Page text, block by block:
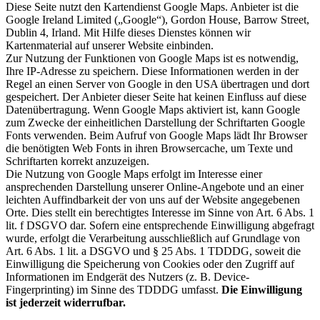
Diese Seite nutzt den Kartendienst Google Maps. Anbieter ist die
Google Ireland Limited („Google“), Gordon House, Barrow Street,
Dublin 4, Irland. Mit Hilfe dieses Dienstes können wir
Kartenmaterial auf unserer Website einbinden.
Zur Nutzung der Funktionen von Google Maps ist es notwendig,
Ihre IP-Adresse zu speichern. Diese Informationen werden in der
Regel an einen Server von Google in den USA übertragen und dort
gespeichert. Der Anbieter dieser Seite hat keinen Einfluss auf diese
Datenübertragung. Wenn Google Maps aktiviert ist, kann Google
zum Zwecke der einheitlichen Darstellung der Schriftarten Google
Fonts verwenden. Beim Aufruf von Google Maps lädt Ihr Browser
die benötigten Web Fonts in ihren Browsercache, um Texte und
Schriftarten korrekt anzuzeigen.
Die Nutzung von Google Maps erfolgt im Interesse einer
ansprechenden Darstellung unserer Online-Angebote und an einer
leichten Auffindbarkeit der von uns auf der Website angegebenen
Orte. Dies stellt ein berechtigtes Interesse im Sinne von Art. 6 Abs. 1
lit. f DSGVO dar. Sofern eine entsprechende Einwilligung abgefragt
wurde, erfolgt die Verarbeitung ausschließlich auf Grundlage von
Art. 6 Abs. 1 lit. a DSGVO und § 25 Abs. 1 TDDDG, soweit die
Einwilligung die Speicherung von Cookies oder den Zugriff auf
Informationen im Endgerät des Nutzers (z. B. Device-
Fingerprinting) im Sinne des TDDDG umfasst. Die Einwilligung
ist jederzeit widerrufbar.